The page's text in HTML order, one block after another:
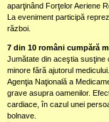
aparţinând Forţelor Aeriene
La eveniment participă
război.
7 din 10 români cumpără
Jumătate din aceştia susţine
minore fără ajutorul medicului.
Agenţia Naţională a
grave asupra oamenilor.
cardiace, în cazul unei
bolnave.